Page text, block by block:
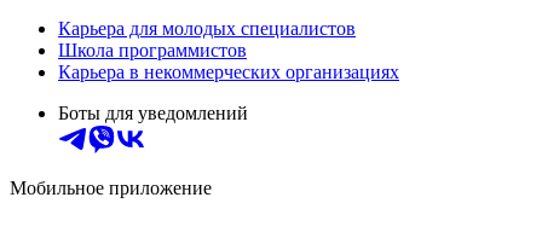
Карьера для молодых специалистов
Школа программистов
Карьера в некоммерческих организациях
Боты для уведомлений
Мобильное приложение